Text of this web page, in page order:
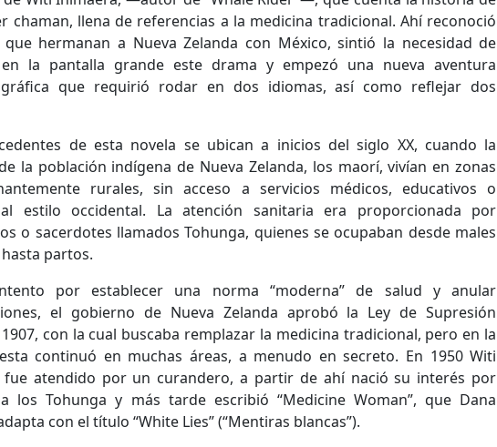
chaman, llena de referencias a la medicina tradicional. Ahí reconoció
que hermanan a Nueva Zelanda con México, sintió la necesidad de
la pantalla grande este drama y empezó una nueva aventura
que requirió rodar en dos idiomas, así como reflejar dos
de esta novela se ubican a inicios del siglo XX, cuando la
la población indígena de Nueva Zelanda, los maorí, vivían en zonas
rurales, sin acceso a servicios médicos, educativos o
estilo occidental. La atención sanitaria era proporcionada por
o sacerdotes llamados Tohunga, quienes se ocupaban desde males
partos.
por establecer una norma “moderna” de salud y anular
el gobierno de Nueva Zelanda aprobó la Ley de Supresión
con la cual buscaba remplazar la medicina tradicional, pero en la
continuó en muchas áreas, a menudo en secreto. En 1950 Witi
fue atendido por un curandero, a partir de ahí nació su interés por
los Tohunga y más tarde escribió “Medicine Woman”, que Dana
con el título “White Lies” (“Mentiras blancas”).